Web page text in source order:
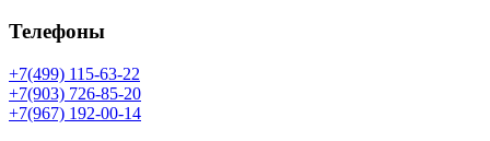
Телефоны
+7(499) 115-63-22
+7(903) 726-85-20
+7(967) 192-00-14